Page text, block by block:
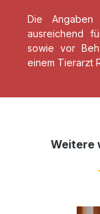
Die
ausreichend
sowie vor
einem Tierarzt
Weitere